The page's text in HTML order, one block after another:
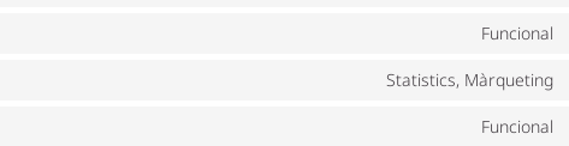
Funcional
Statistics, Màrqueting
Funcional